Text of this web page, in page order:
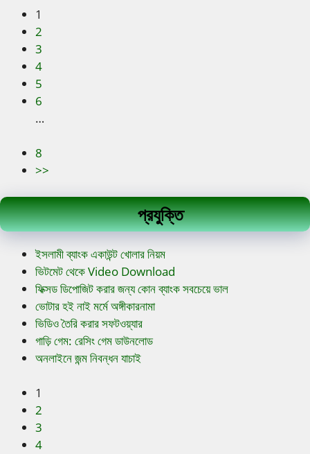
1
2
3
4
5
6
…
8
>>
প্রযুক্তি
ইসলামী ব্যাংক একাউন্ট খোলার নিয়ম
ভিটমেট থেকে Video Download
ফিক্সড ডিপোজিট করার জন্য কোন ব্যাংক সবচেয়ে ভাল
ভোটার হই নাই মর্মে অঙ্গীকারনামা
ভিডিও তৈরি করার সফটওয়্যার
গাড়ি গেম: রেসিং গেম ডাউনলোড
অনলাইনে জন্ম নিবন্ধন যাচাই
1
2
3
4